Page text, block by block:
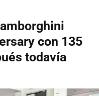
con 135
todavía